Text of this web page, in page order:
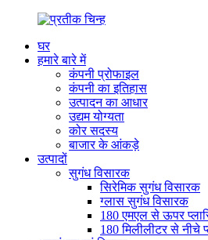
घर
हमारे बारे में
कंपनी प्रोफाइल
कंपनी का इतिहास
उत्पादन का आधार
उद्यम योग्यता
कोर सदस्य
बाजार के आंकड़े
उत्पादों
सुगंध विसारक
सिरेमिक सुगंध विसारक
ग्लास सुगंध विसारक
180 एमएल से ऊपर
180 मिलीलीटर से नीचे